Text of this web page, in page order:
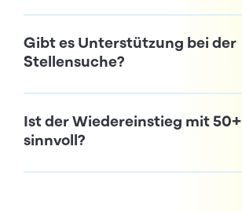
Gibt es Unterstützung bei der
Stellensuche?
Ist der Wiedereinstieg mit 50+
sinnvoll?